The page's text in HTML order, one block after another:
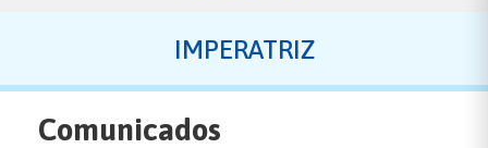
IMPERATRIZ
Comunicados